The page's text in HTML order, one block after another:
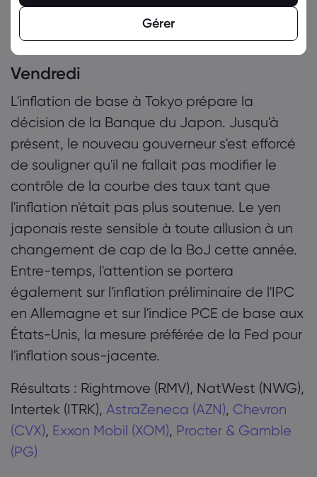
Roku (ROKU), Anglo American
(AAL), Drax (DRX), Segro (SGRO)
Vendredi
L'inflation de base à Tokyo prépare la
décision de la Banque du Japon. Jusqu'à
présent, le nouveau gouverneur s'est efforcé
de souligner qu'il ne fallait pas modifier le
contrôle de la courbe des taux tant que
l'inflation n'était pas plus soutenue. Le yen
japonais reste sensible à toute allusion à un
changement de cap de la BoJ cette année.
Entre-temps, l'attention se portera
également sur l'inflation préliminaire de l'IPC
en Allemagne et sur l'indice PCE de base aux
États-Unis, la mesure préférée de la Fed pour
l'inflation sous-jacente.
Résultats : Rightmove (RMV), NatWest (NWG),
Intertek (ITRK), AstraZeneca (AZN), Chevron
(CVX), Exxon Mobil (XOM), Procter & Gamble
(PG)
Gérer